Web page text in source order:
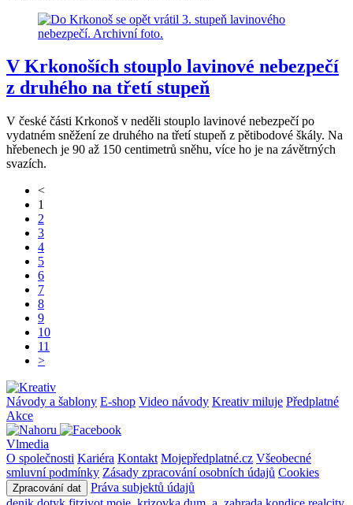
V Krkonoších stouplo lavinové nebezpečí
z druhého na třetí stupeň
V české části Krkonoš v neděli stouplo lavinové nebezpečí po
vydatném sněžení ze druhého na třetí stupeň z pětibodové škály. Na
hřebenech je 90 až 150 centimetrů sněhu, více ho je na závětrných
svazích.
<
1
2
3
4
5
6
7
8
9
10
11
>
Návody a šablony E-shop Video návody Kreativ miluje Předplatné
Akce
Vlmedia
O společnosti Kariéra Kontakt Mojepředplatné.cz Všeobecné
smluvní podmínky Zásady zpracování osobních údajů Cookies
Zpracování dat
Práva subjektů údajů